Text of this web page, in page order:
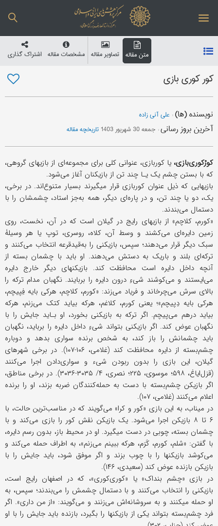
متن مقاله تصاویر مقاله مشخصات مقاله اشتراک گذاری
کور کوری بازی
نویسنده (ها): علی آنی زاده
آخرین بروز رسانی: جمعه 30 شهریور 1403 تاریخچه مقاله
کورْکوری‌بازی، یا کوربازی، عنوانی کلی برای مجموعه‌ای از بازیهای گروهی،
که با بستن چشم یک یـا چند تن از بازیکنان آغاز می‌شود.
بازیهایی که ذیل عنوان کوربازی قرار می‎گیرند بسیار متنوع‌اند. در برخی،
یک، دو یا چند تن، و در پاره‌ای دیگر، همه به‌جز استاد، چشمشان را با
دستمال می‌بندند.
«کورم، کلاچم» از بازیهای رایج در گیلان است که در آن، نخست، روی
زمین دایره‌ای می‌کشند و وسط آن، کلاه، روسری، توپ یا هر وسیلۀ
سبک دیگر قرار می‌دهند؛ سپس، بازیکنی را به‌قیدقرعه انتخاب می‌کنند‎ و
ترکه‌ای بلند و باریک به دستش می‌دهند. او باید با چشمان بسته از
آنچه داخل دایره است محافظت کند. بازیکنهای دیگر خارج دایره
می‌ایستند و می‌کوشند شیءِ درون دایره را بربایند. نگهبان مدام ترکه را
بالای سرش می‌چرخاند و فریاد می‌زند: «کورم، کلاچم، هرکی بایه فِپیچم،
هرکی بایه دِپیچم»؛ یعنی کورم، کلاغم، هرکه بیاید کتک می‌زنم، هرکه
بیاید درهم می‌پیچم. اگر ترکه به بازیکنی بخورد، او بـاید جایش را با
نگهبان عوض ‌کند. اگر بازیکنی بتواند شیءِ داخل دایره را برباید، نگهبان
باید چشمانش را باز کند، به شخص برنده سواری بدهد و دوباره
چشم‌بسته از دایره محافظت کند (غلامی، ۱۰۶-۱۰۷). در برخی شهرهای
گیلان، این بازی را بدون ربودن شیء و سواری‌دادن اجرا می‌کنند
(قزل‌ایاغ، ۵۹۸؛ موسوی، ۲۲۵؛ نصری، ۴/ ۳۰۳۵-۳۰۳۶). در برخی مناطق،
اگر بازیکن چشم‌بسته با دست به حمله‌کنندگان ضربه‌ بزند، او را برنده
اعلام می‌کنند (غلامی، ۱۰۷).
در میناب، به این بازی «کور و کرا» می‌گویند که در مناسب‌ترین حالت، با
۶ تا ۸ بازیکن اجرا می‌شود. یک بازیکن نقش کور را بازی می‌کند و با
چشمان بسته، چوبی در دست می‎گیرد. او در محیط باز، بدون رسم دایره،
با گفتن: «شلم، کورم، کَرَم، هرکه ببینم می‌زنم»، به اطراف حمله می‌کند و
می‌کوشد بازیکنها را با چوب بزند و اگر موفق شود، باید جایش را با
بازیکن بازنده عوض کند (سعیدی، ۱۴۶).
در بازی «چشم بنداک» یا «کوری‌کوری»، که در اصفهان رایج است،
بازیکنی را انتخاب می‌کنند و با دستمال چشمش را می‌بندند؛ سپس، به
او حمله می‎کنند و به سروشانه‌اش می‌زنند و می‌گویند: «از من داری». اگر
فرد چشم‌بسته بتواند یکی از بازیکنها را بگیرد، بازنده باید جایش را با او